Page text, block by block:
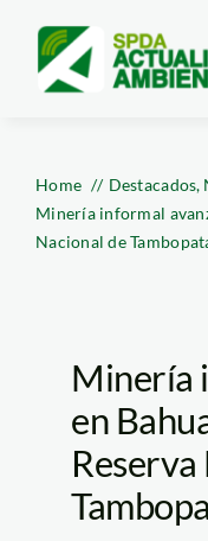
content
Home Destacados
Minería informal
Nacional de
Minería
en